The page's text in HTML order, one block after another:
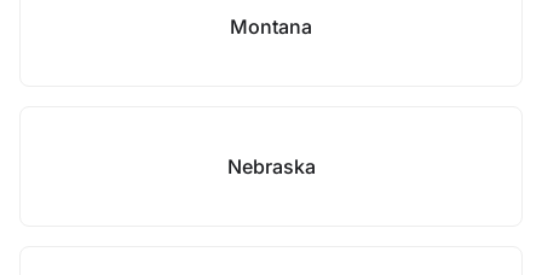
Montana
Nebraska